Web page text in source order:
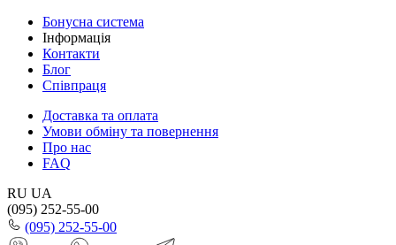
Бонусна система
Інформація
Контакти
Блог
Співпраця
Доставка та оплата
Умови обміну та повернення
Про нас
FAQ
RU UA
(095) 252-55-00
(095) 252-55-00